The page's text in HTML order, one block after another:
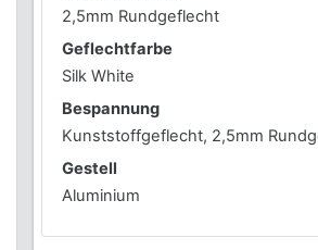
2,5mm Rundgeflecht
Geflechtfarbe
Silk White
Bespannung
Kunststoffgeflecht, 2,5mm
Gestell
Aluminium